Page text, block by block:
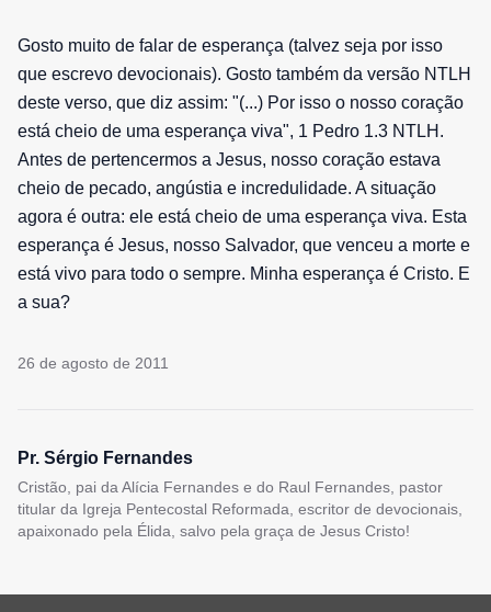
Gosto muito de falar de esperança (talvez seja por isso
que escrevo devocionais). Gosto também da versão NTLH
deste verso, que diz assim: "(...) Por isso o nosso coração
está cheio de uma esperança viva", 1 Pedro 1.3 NTLH.
Antes de pertencermos a Jesus, nosso coração estava
cheio de pecado, angústia e incredulidade. A situação
agora é outra: ele está cheio de uma esperança viva. Esta
esperança é Jesus, nosso Salvador, que venceu a morte e
está vivo para todo o sempre. Minha esperança é Cristo. E
a sua?
26 de agosto de 2011
Pr. Sérgio Fernandes
Cristão, pai da Alícia Fernandes e do Raul Fernandes, pastor
titular da Igreja Pentecostal Reformada, escritor de devocionais,
apaixonado pela Élida, salvo pela graça de Jesus Cristo!